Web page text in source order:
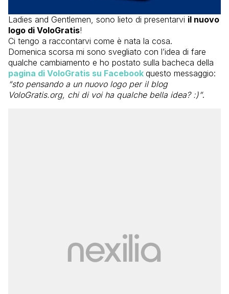
Ladies and Gentlemen, sono lieto di presentarvi il nuovo
logo di VoloGratis!
Ci tengo a raccontarvi come è nata la cosa.
Domenica scorsa mi sono svegliato con l’idea di fare
qualche cambiamento e ho postato sulla bacheca della
pagina di VoloGratis su Facebook questo messaggio:
“sto pensando a un nuovo logo per il blog
VoloGratis.org, chi di voi ha qualche bella idea? :)”.